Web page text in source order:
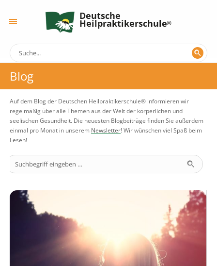
Deutsche
Heilpraktikerschule
Blog
Auf dem Blog der Deutschen Heilpraktikerschule® informieren wir
regelmäßig über alle Themen aus der Welt der körperlichen und
seelischen Gesundheit. Die neuesten Blogbeiträge finden Sie außerdem
einmal pro Monat in unserem Newsletter! Wir wünschen viel Spaß beim
Lesen!